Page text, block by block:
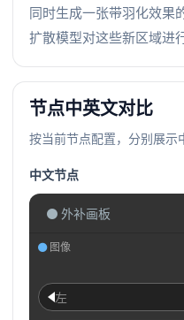
同时生成一张带羽化效果
扩散模型对这些新区域进
节点中英文对比
按当前节点配置，分别展示
中文节点
外补画板
图像
左